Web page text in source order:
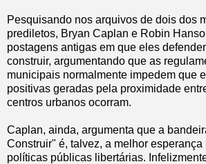
Pesquisando nos arquivos de dois dos
prediletos, Bryan Caplan e Robin
postagens antigas em que eles
construir, argumentando que as
municipais normalmente impedem que
positivas geradas pela proximidade
centros urbanos ocorram.
Caplan, ainda, argumenta que a
Construir" é, talvez, a melhor
políticas públicas libertárias.